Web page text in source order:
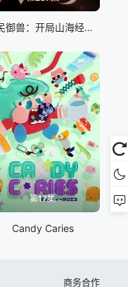
全民御兽：开局山海经，我横扫全球
第17集
Candy Caries
商务合作